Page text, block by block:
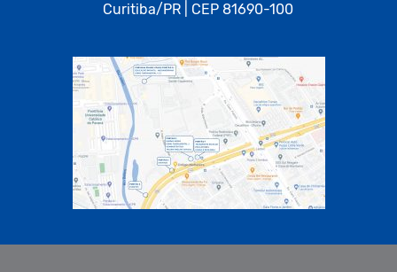
Curitiba/PR | CEP 81690-100